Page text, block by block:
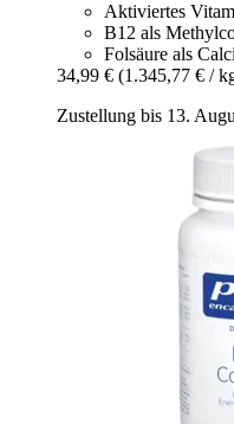
Aktiviertes
B12 als
Folsäure als
34,99 € (1.345,77 € /
Zustellung bis 13.